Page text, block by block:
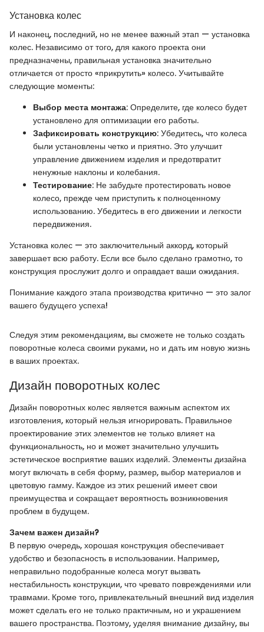
Установка колес
И наконец, последний, но не менее важный этап — установка
колес. Независимо от того, для какого проекта они
предназначены, правильная установка значительно
отличается от просто «прикрутить» колесо. Учитывайте
следующие моменты:
Выбор места монтажа: Определите, где колесо будет
установлено для оптимизации его работы.
Зафиксировать конструкцию: Убедитесь, что колеса
были установлены четко и приятно. Это улучшит
управление движением изделия и предотвратит
ненужные наклоны и колебания.
Тестирование: Не забудьте протестировать новое
колесо, прежде чем приступить к полноценному
использованию. Убедитесь в его движении и легкости
передвижения.
Установка колес — это заключительный аккорд, который
завершает всю работу. Если все было сделано грамотно, то
конструкция прослужит долго и оправдает ваши ожидания.
Понимание каждого этапа производства критично — это залог
вашего будущего успеха!
Следуя этим рекомендациям, вы сможете не только создать
поворотные колеса своими руками, но и дать им новую жизнь
в ваших проектах.
Дизайн поворотных колес
Дизайн поворотных колес является важным аспектом их
изготовления, который нельзя игнорировать. Правильное
проектирование этих элементов не только влияет на
функциональность, но и может значительно улучшить
эстетическое восприятие ваших изделий. Элементы дизайна
могут включать в себя форму, размер, выбор материалов и
цветовую гамму. Каждое из этих решений имеет свои
преимущества и сокращает вероятность возникновения
проблем в будущем.
Зачем важен дизайн?
В первую очередь, хорошая конструкция обеспечивает
удобство и безопасность в использовании. Например,
неправильно подобранные колеса могут вызвать
нестабильность конструкции, что чревато повреждениями или
травмами. Кроме того, привлекательный внешний вид изделия
может сделать его не только практичным, но и украшением
вашего пространства. Поэтому, уделяя внимание дизайну, вы